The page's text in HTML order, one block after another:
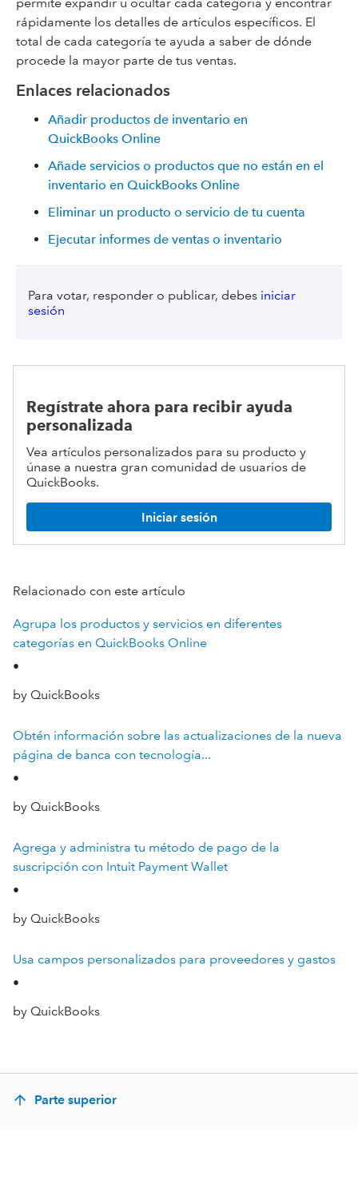
rápidamente los detalles de artículos específicos. El
total de cada categoría te ayuda a saber de dónde
procede la mayor parte de tus ventas.
Enlaces relacionados
Añadir productos de inventario en
QuickBooks Online
Añade servicios o productos que no están en el
inventario en QuickBooks Online
Eliminar un producto o servicio de tu cuenta
Ejecutar informes de ventas o inventario
Para votar, responder o publicar, debes iniciar
sesión
Regístrate ahora para recibir ayuda
personalizada
Vea artículos personalizados para su producto y
únase a nuestra gran comunidad de usuarios de
QuickBooks.
Iniciar sesión
Relacionado con este artículo
Agrupa los productos y servicios en diferentes
categorías en QuickBooks Online
•
by QuickBooks
Obtén información sobre las actualizaciones de la nueva
página de banca con tecnología...
•
by QuickBooks
Agrega y administra tu método de pago de la
suscripción con Intuit Payment Wallet
•
by QuickBooks
Usa campos personalizados para proveedores y gastos
•
by QuickBooks
Parte superior